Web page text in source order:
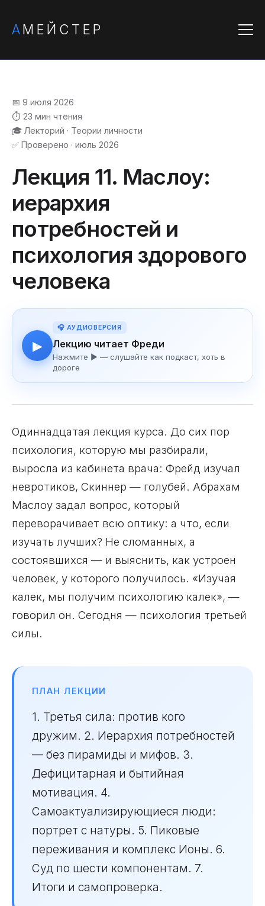
АМЕЙСТЕР
📅 9 июля 2026
⏱️ 23 мин чтения
🎓 Лекторий · Теории личности
✅ Проверено · июль 2026
Лекция 11. Маслоу:
иерархия
потребностей и
психология здорового
человека
▶
🎧 АУДИОВЕРСИЯ
Лекцию читает Фреди
Нажмите ▶ — слушайте как подкаст, хоть в
дороге
Одиннадцатая лекция курса. До сих пор
психология, которую мы разбирали,
выросла из кабинета врача: Фрейд изучал
невротиков, Скиннер — голубей. Абрахам
Маслоу задал вопрос, который
переворачивает всю оптику: а что, если
изучать лучших? Не сломанных, а
состоявшихся — и выяснить, как устроен
человек, у которого получилось. «Изучая
калек, мы получим психологию калек», —
говорил он. Сегодня — психология третьей
силы.
ПЛАН ЛЕКЦИИ
1. Третья сила: против кого
дружим. 2. Иерархия потребностей
— без пирамиды и мифов. 3.
Дефицитарная и бытийная
мотивация. 4.
Самоактуализирующиеся люди:
портрет с натуры. 5. Пиковые
переживания и комплекс Ионы. 6.
Суд по шести компонентам. 7.
Итоги и самопроверка.